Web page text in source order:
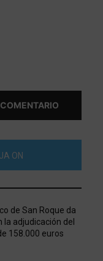
ON
de San Roque da
la adjudicación del
158.000 euros